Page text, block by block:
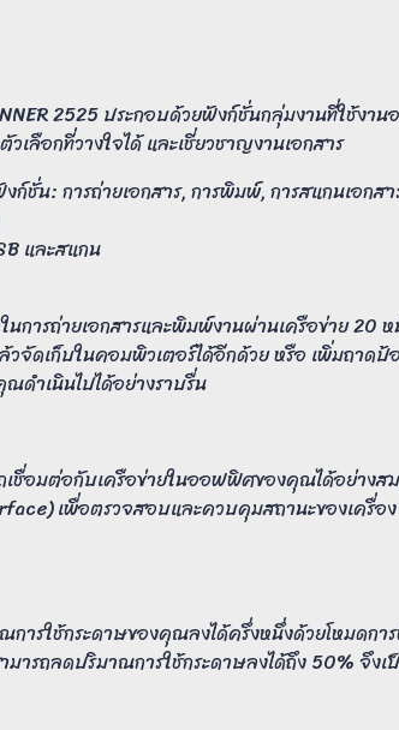
2525 ประกอบด้วยฟังก์ชั่นกลุ่มงานที่ใช้ง
ลือกที่วางใจได้ และเชี่ยวชาญงานเอกสาร
ชั่น: การถ่ายเอกสาร, การพิมพ์, การสแกนเอกส
และสแกน
ในการถ่ายเอกสารและพิมพ์งานผ่านเครือข่าย
จัดเก็บในคอมพิวเตอร์ได้อีกด้วย หรือ เพิ่มถา
ดำเนินไปได้อย่างราบรื่น
เชื่อมต่อกับเครือข่ายในออฟฟิศของคุณได้อย่า
เพื่อตรวจสอบและควบคุมสถานะของเครื่อ
ณการใช้กระดาษของคุณลงได้ครึ่งหนึ่งด้วยโหม
ถลดปริมาณการใช้กระดาษลงได้ถึง 50% จึงเ